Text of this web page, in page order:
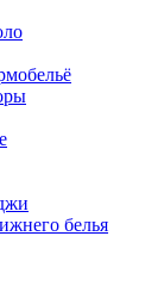
белья